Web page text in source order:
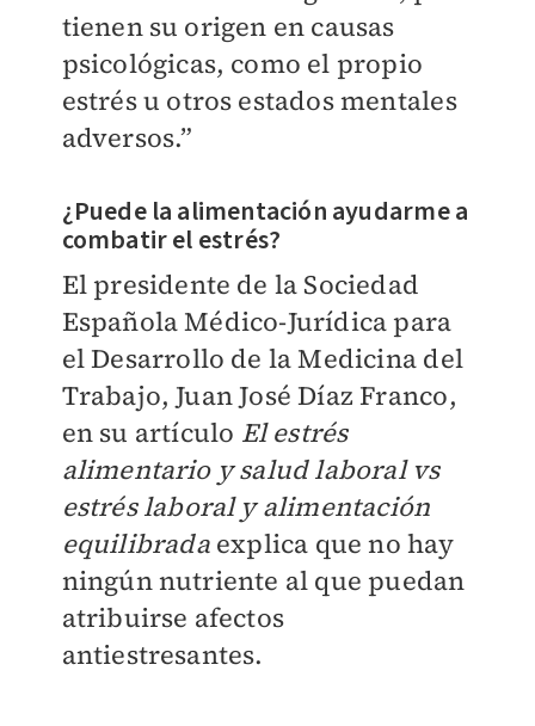
tienen su origen en causas
psicológicas, como el propio
estrés u otros estados mentales
adversos.”
¿Puede la alimentación ayudarme a
combatir el estrés?
El presidente de la Sociedad
Española Médico-Jurídica para
el Desarrollo de la Medicina del
Trabajo, Juan José Díaz Franco,
en su artículo El estrés
alimentario y salud laboral vs
estrés laboral y alimentación
equilibradaexplica que no hay
ningún nutriente al que puedan
atribuirse afectos
antiestresantes.